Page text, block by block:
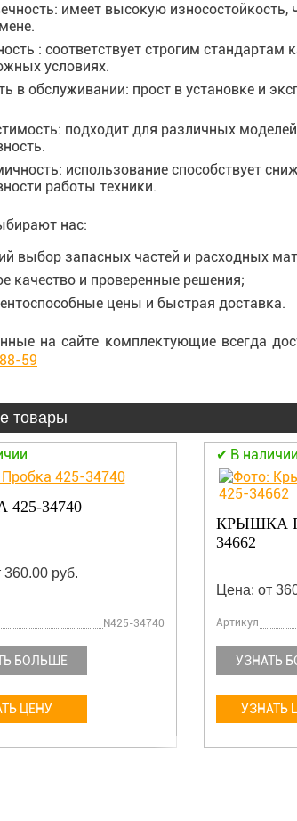
имеет высокую износостойкость,
: соответствует строгим
условиях.
в обслуживании: прост в установке и
подходит для различных
использование способствует
работы техники.
нас:
выбор запасных частей и расходных
качество и проверенные решения;
цены и быстрая доставка.
на сайте комплектующие всегда
59
товары
34740
360.00 руб.
N425-34740
БОЛЬШЕ
ЦЕНУ
В наличии
КРЫШКА
34662
Цена: от
Артикул
УЗНАТЬ
УЗНАТЬ